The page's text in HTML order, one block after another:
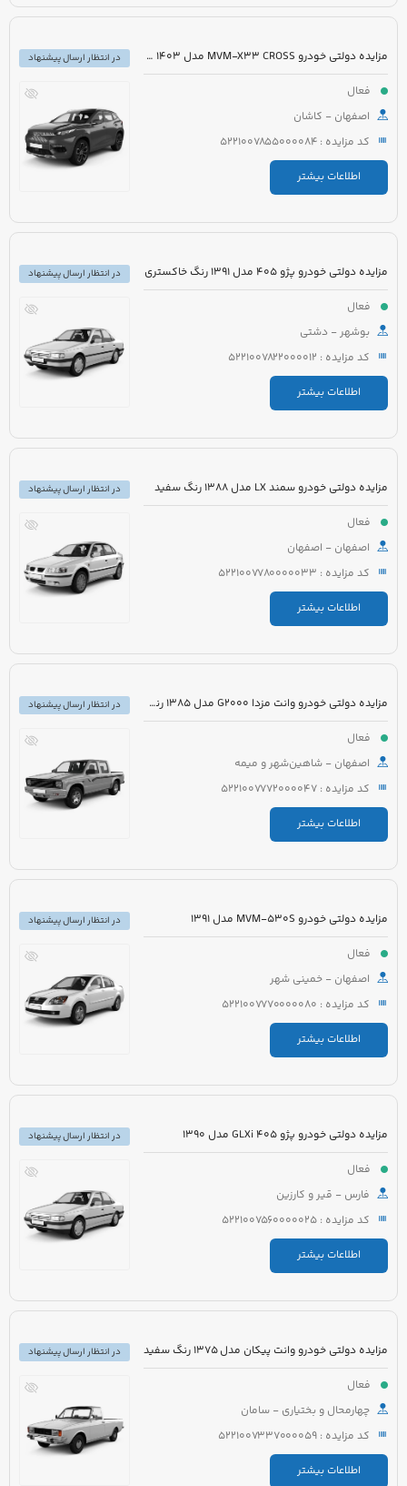
مزایده دولتی خودرو MVM-X33 CROSS مدل 1403 رنگ سفید
فعال
اصفهان - کاشان
کد مزایده : 5221007855000084
اطلاعات بیشتر
در انتظار ارسال پیشنهاد
مزایده دولتی خودرو پژو 405 مدل 1391 رنگ خاکستری
فعال
بوشهر - دشتی
کد مزایده : 5221007822000012
اطلاعات بیشتر
در انتظار ارسال پیشنهاد
مزایده دولتی خودرو سمند LX مدل 1388 رنگ سفید
فعال
اصفهان - اصفهان
کد مزایده : 5221007780000033
اطلاعات بیشتر
در انتظار ارسال پیشنهاد
مزایده دولتی خودرو وانت مزدا G2000 مدل 1385 رنگ نقره ای
فعال
اصفهان - شاهین‌شهر و میمه
کد مزایده : 5221007772000047
اطلاعات بیشتر
در انتظار ارسال پیشنهاد
مزایده دولتی خودرو MVM-530S مدل 1391
فعال
اصفهان - خمینی شهر
کد مزایده : 5221007770000080
اطلاعات بیشتر
در انتظار ارسال پیشنهاد
مزایده دولتی خودرو پژو 405 GLXi مدل 1390
فعال
فارس - قیر و کارزین
کد مزایده : 5221007560000025
اطلاعات بیشتر
در انتظار ارسال پیشنهاد
مزایده دولتی خودرو وانت پیکان مدل 1375 رنگ سفید
فعال
چهارمحال و بختیاری - سامان
کد مزایده : 5221007337000059
اطلاعات بیشتر
در انتظار ارسال پیشنهاد